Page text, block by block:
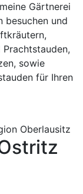
Gärtnerei
besuchen und
sowie
für Ihren
Oberlausitz